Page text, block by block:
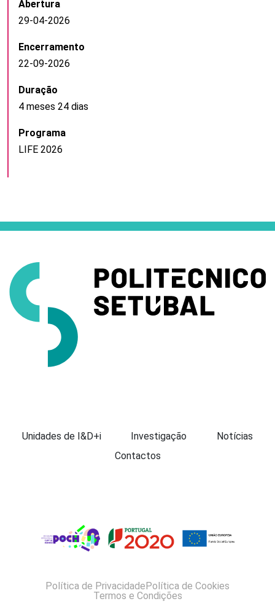
Abertura
29-04-2026
Encerramento
22-09-2026
Duração
4 meses 24 dias
Programa
LIFE 2026
Apresentação
Unidades de I&D+i Investigação
Notícias
Contactos
Política de PrivacidadePolítica de Cookies
Termos e Condições